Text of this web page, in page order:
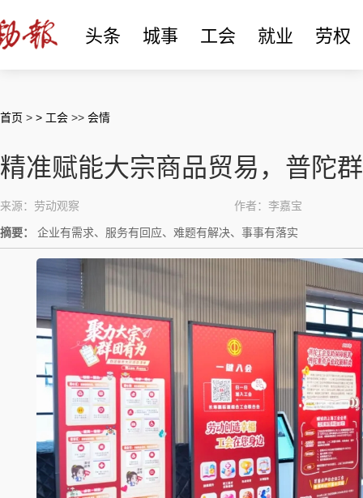
头条 城事 工会 就业 劳权
首页 > > 工会 >> 会情
精准赋能大宗商品贸易，普陀
来源：劳动观察 作者：李嘉宝
摘要： 企业有需求、服务有回应、难题有解决、事事有落实